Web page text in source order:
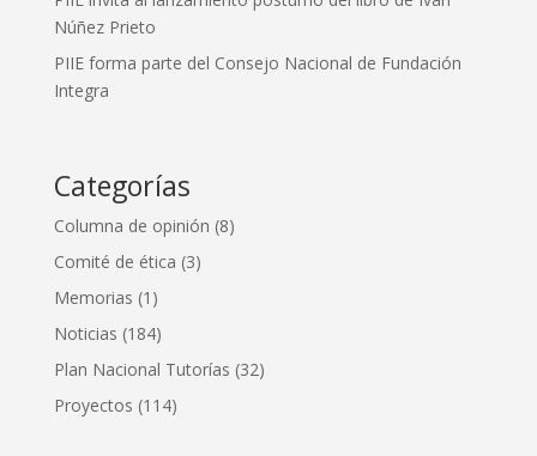
Núñez Prieto
PIIE forma parte del Consejo Nacional de Fundación
Integra
Categorías
Columna de opinión (8)
Comité de ética (3)
Memorias (1)
Noticias (184)
Plan Nacional Tutorías (32)
Proyectos (114)